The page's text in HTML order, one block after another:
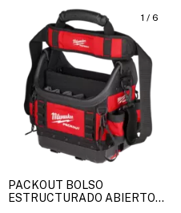
1 / 6
PACKOUT BOLSO
ESTRUCTURADO ABIERTO